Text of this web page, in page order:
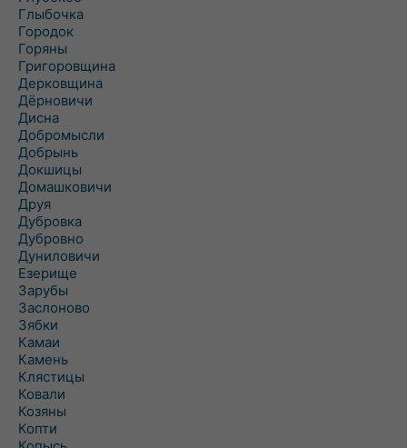
Глыбочка
Городок
Горяны
Григоровщина
Дерковщина
Дёрновичи
Дисна
Добромысли
Добрынь
Докшицы
Домашковичи
Друя
Дубровка
Дубровно
Дуниловичи
Езерище
Зарубы
Заслоново
Зябки
Камаи
Камень
Клястицы
Ковали
Козяны
Копти